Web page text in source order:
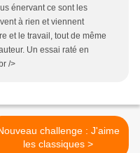
énervant ce sont les
à rien et viennent
et le travail, tout de même
Un essai raté en
/>
challenge : J'aime
les classiques >